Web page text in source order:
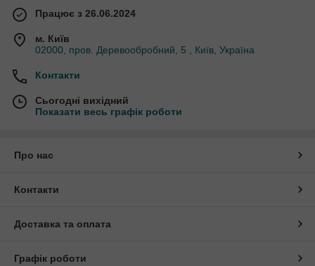
Працює з 26.06.2024
м. Київ
02000, пров. Деревообробний, 5 , Київ, Україна
Контакти
Сьогодні вихідний
Показати весь графік роботи
Про нас
Контакти
Доставка та оплата
Графік роботи